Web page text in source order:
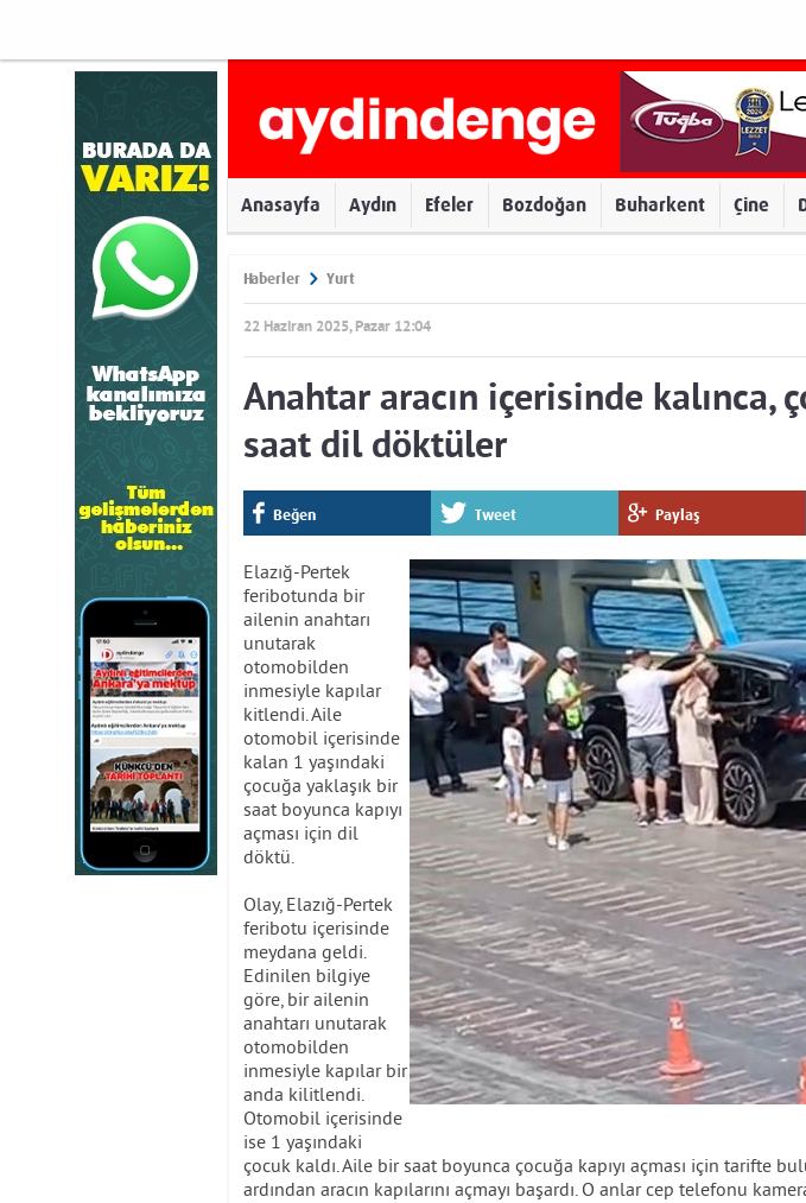
Anasayfa Aydın Efeler Bozdoğan Buharkent Çine
Haberler Yurt
22 Haziran 2025, Pazar 12:04
Anahtar aracın içerisinde kalınca,
saat dil döktüler
Beğen Tweet Paylaş
Elazığ-Pertek
feribotunda bir
ailenin anahtarı
unutarak
otomobilden
inmesiyle kapılar
kitlendi. Aile
otomobil içerisinde
kalan 1 yaşındaki
çocuğa yaklaşık bir
saat boyunca kapıyı
açması için dil
döktü.
Olay, Elazığ-Pertek
feribotu içerisinde
meydana geldi.
Edinilen bilgiye
göre, bir ailenin
anahtarı unutarak
otomobilden
inmesiyle kapılar bir
anda kilitlendi.
Otomobil içerisinde
ise 1 yaşındaki
çocuk kaldı. Aile bir saat boyunca çocuğa kapıyı açması için tarifte
ardından aracın kapılarını açmayı başardı. O anlar cep telefonu